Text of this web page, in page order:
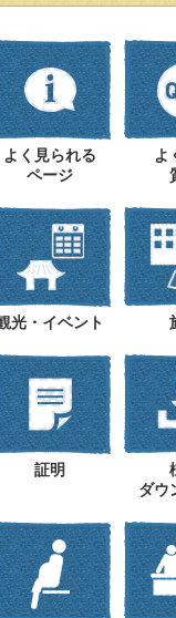
よく見られる
ページ
よ
光・イベント
証明
ダウ